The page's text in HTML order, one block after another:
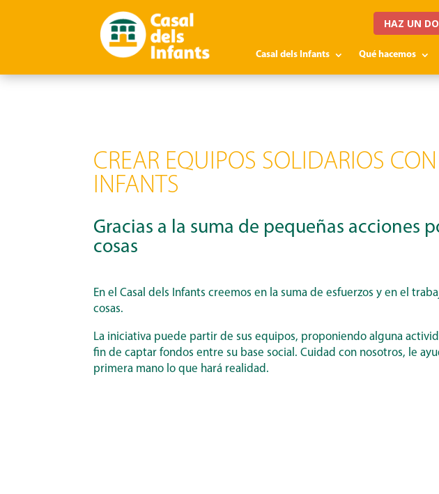
HAZ UN
Casal dels Infants Qué hacemos
CREAR EQUIPOS SOLIDARIOS
INFANTS
Gracias a la suma de pequeñas acciones
cosas
En el Casal dels Infants creemos en la suma de esfuerzos y en el
cosas.
La iniciativa puede partir de sus equipos, proponiendo alguna
fin de captar fondos entre su base social. Cuidad con nosotros, le
primera mano lo que hará realidad.